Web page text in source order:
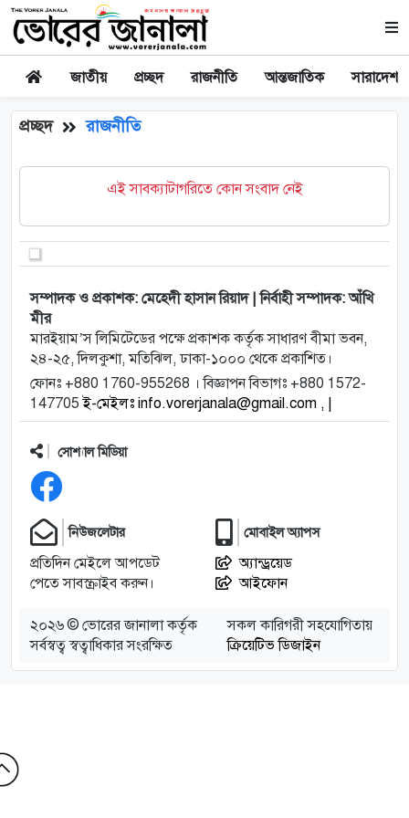
জাতীয় প্রচ্ছদ রাজনীতি আন্তজাতিক সারাদেশ
প্রচ্ছদ রাজনীতি
এই সাবক্যাটাগরিতে কোন সংবাদ নেই
সম্পাদক ও প্রকাশক: মেহেদী হাসান রিয়াদ | নির্বাহী সম্পাদক: আঁখি
মীর
মারইয়াম’স লিমিটেডের পক্ষে প্রকাশক কর্তৃক সাধারণ বীমা ভবন,
২৪-২৫, দিলকুশা, মতিঝিল, ঢাকা-১০০০ থেকে প্রকাশিত।
ফোনঃ +880 1760-955268 । বিজ্ঞাপন বিভাগঃ +880 1572-
147705ই-মেইলঃ info.vorerjanala@gmail.com , |
সোশ্যাল মিডিয়া
নিউজলেটার
প্রতিদিন মেইলে আপডেট
পেতে সাবস্ক্রাইব করুন।
মোবাইল অ্যাপস
অ্যান্ড্রয়েড
আইফোন
২০২৬ © ভোরের জানালা কর্তৃক
সর্বস্বত্ব স্বত্বাধিকার সংরক্ষিত
সকল কারিগরী সহযোগিতায়
ক্রিয়েটিভ ডিজাইন